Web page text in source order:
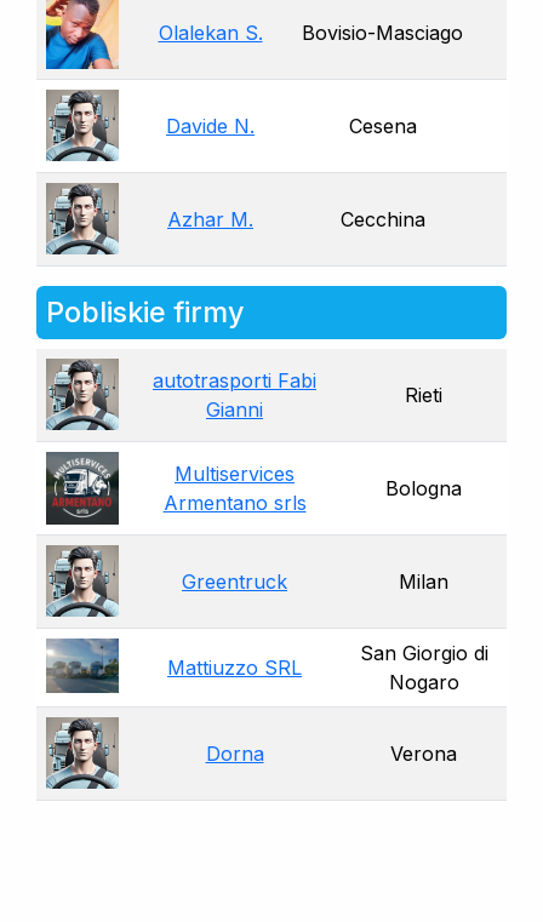
Olalekan S. Bovisio-Masciago
Davide N. Cesena
Azhar M. Cecchina
Pobliskie firmy
autotrasporti Fabi
Gianni
Rieti
Multiservices
Armentano srls
Bologna
Greentruck Milan
Mattiuzzo SRL
San Giorgio di
Nogaro
Dorna Verona